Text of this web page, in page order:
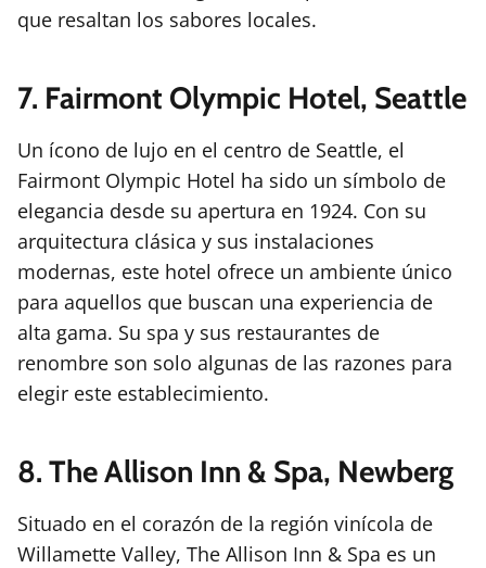
que resaltan los sabores locales.
7. Fairmont Olympic Hotel, Seattle
Un ícono de lujo en el centro de Seattle, el
Fairmont Olympic Hotel ha sido un símbolo de
elegancia desde su apertura en 1924. Con su
arquitectura clásica y sus instalaciones
modernas, este hotel ofrece un ambiente único
para aquellos que buscan una experiencia de
alta gama. Su spa y sus restaurantes de
renombre son solo algunas de las razones para
elegir este establecimiento.
8. The Allison Inn & Spa, Newberg
Situado en el corazón de la región vinícola de
Willamette Valley, The Allison Inn & Spa es un